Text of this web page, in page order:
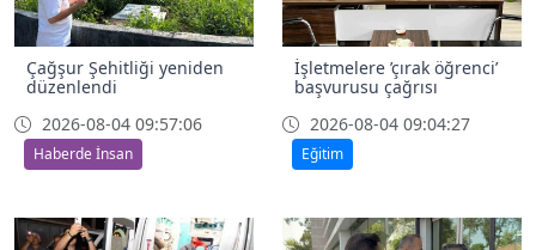
Çağşur Şehitliği yeniden
düzenlendi
2026-08-04 09:57:06
Haberde İnsan
İşletmelere ’çırak öğrenci’
başvurusu çağrısı
2026-08-04 09:04:27
Eğitim